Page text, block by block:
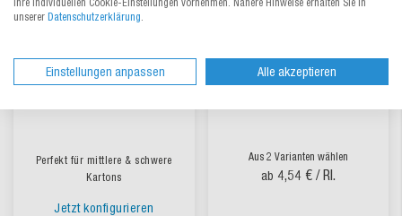
Perfekt für mittlere & schwere
Kartons
Jetzt konfigurieren
Aus 2 Varianten wählen
ab 4,54 € / Rl.
Ihre individuellen Cookie-Einstellungen vornehmen. Nähere Hinweise erhalten Sie in
unserer Datenschutzerklärung.
Einstellungen anpassen Alle akzeptieren